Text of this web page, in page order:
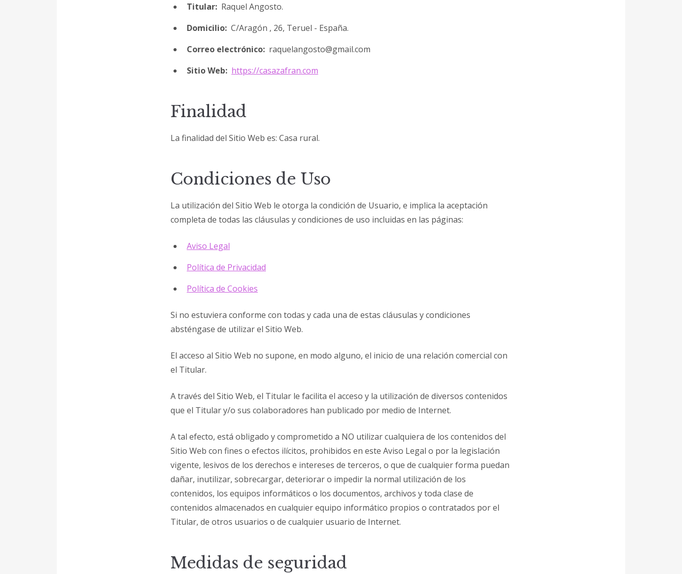
Titular: Raquel Angosto.
Domicilio: C/Aragón , 26, Teruel - España.
Correo electrónico: raquelangosto@gmail.com
Sitio Web: https://casazafran.com
Finalidad
La finalidad del Sitio Web es: Casa rural.
Condiciones de Uso
La utilización del Sitio Web le otorga la condición de Usuario, e implica la aceptación
completa de todas las cláusulas y condiciones de uso incluidas en las páginas:
Aviso Legal
Política de Privacidad
Política de Cookies
Si no estuviera conforme con todas y cada una de estas cláusulas y condiciones
absténgase de utilizar el Sitio Web.
El acceso al Sitio Web no supone, en modo alguno, el inicio de una relación comercial con
el Titular.
A través del Sitio Web, el Titular le facilita el acceso y la utilización de diversos contenidos
que el Titular y/o sus colaboradores han publicado por medio de Internet.
A tal efecto, está obligado y comprometido a NO utilizar cualquiera de los contenidos del
Sitio Web con fines o efectos ilícitos, prohibidos en este Aviso Legal o por la legislación
vigente, lesivos de los derechos e intereses de terceros, o que de cualquier forma puedan
dañar, inutilizar, sobrecargar, deteriorar o impedir la normal utilización de los
contenidos, los equipos informáticos o los documentos, archivos y toda clase de
contenidos almacenados en cualquier equipo informático propios o contratados por el
Titular, de otros usuarios o de cualquier usuario de Internet.
Medidas de seguridad